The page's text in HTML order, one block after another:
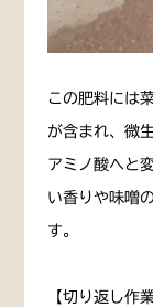
この肥料には
が含まれ、微
アミノ酸へと
い香りや味噌
す。
【切り返し作